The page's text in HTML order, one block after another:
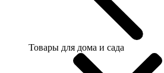
Товары для дома и сада